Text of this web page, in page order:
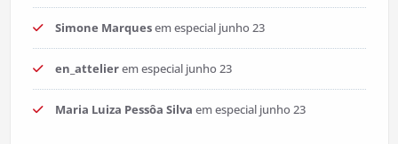
Simone Marquesemespecial junho 23
en_attelieremespecial junho 23
Maria Luiza Pessôa Silva emespecial junho 23